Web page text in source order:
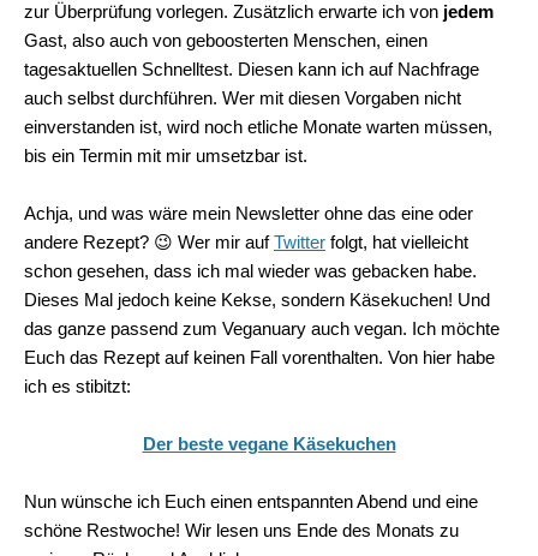
zur Überprüfung vorlegen. Zusätzlich erwarte ich von jedem
Gast, also auch von geboosterten Menschen, einen
tagesaktuellen Schnelltest. Diesen kann ich auf Nachfrage
auch selbst durchführen. Wer mit diesen Vorgaben nicht
einverstanden ist, wird noch etliche Monate warten müssen,
bis ein Termin mit mir umsetzbar ist.
Achja, und was wäre mein Newsletter ohne das eine oder
andere Rezept? 😉 Wer mir aufTwitter folgt, hat vielleicht
schon gesehen, dass ich mal wieder was gebacken habe.
Dieses Mal jedoch keine Kekse, sondern Käsekuchen! Und
das ganze passend zum Veganuary auch vegan. Ich möchte
Euch das Rezept auf keinen Fall vorenthalten. Von hier habe
ich es stibitzt:
Der beste vegane Käsekuchen
Nun wünsche ich Euch einen entspannten Abend und eine
schöne Restwoche! Wir lesen uns Ende des Monats zu